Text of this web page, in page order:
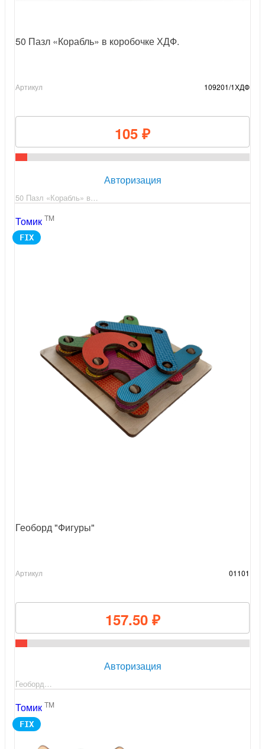
50 Пазл «Корабль» в коробочке ХДФ.
Артикул 109201/1ХДФ
105 ₽
Авторизация
50 Пазл «Корабль» в…
Томик TM
FIX
Геоборд "Фигуры"
Артикул 01101
157.50 ₽
Авторизация
Геоборд…
Томик TM
FIX